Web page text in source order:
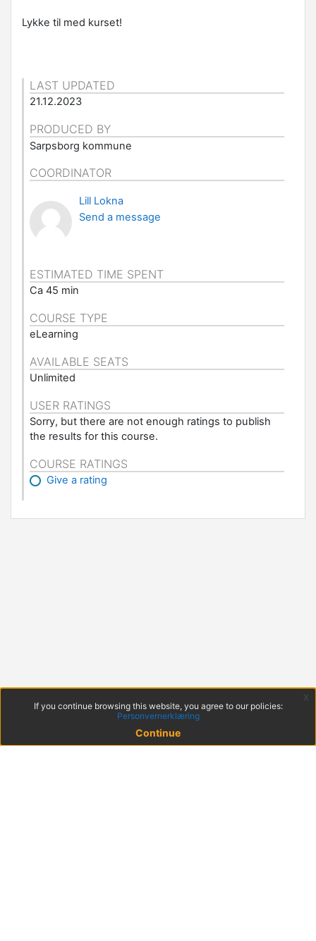
Lykke til med kurset!
LAST UPDATED
21.12.2023
PRODUCED BY
Sarpsborg kommune
COORDINATOR
Lill Lokna
Send a message
ESTIMATED TIME SPENT
Ca 45 min
COURSE TYPE
eLearning
AVAILABLE SEATS
Unlimited
USER RATINGS
Sorry, but there are not enough ratings to publish
the results for this course.
COURSE RATINGS
Give a rating
If you continue browsing this website, you agree to our policies:
Personvernerklæring
Continue
x